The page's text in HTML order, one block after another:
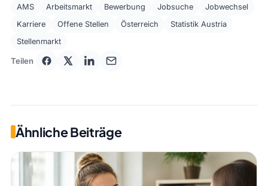
AMS Arbeitsmarkt Bewerbung Jobsuche
Jobwechsel
Karriere
Offene Stellen Österreich
Statistik Austria
Stellenmarkt
Teilen
Ähnliche Beiträge